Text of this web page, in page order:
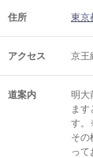
住所 東京
アクセス 京王
道案内
明大
ま
す。
その
って